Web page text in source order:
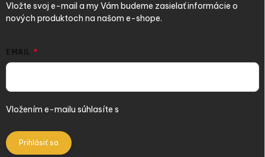
Vložte svoj e-mail a my Vám budeme zasielať informácie o
nových produktoch na našom e-shope.
EMAIL
Vložením e-mailu súhlasíte s
Prihlásiť sa